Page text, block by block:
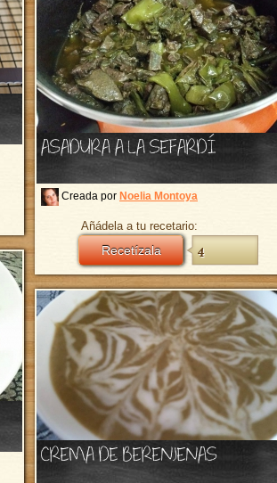
ASADURA A LA SEFARDÍ
Creada por Noelia Montoya
Añádela a tu recetario:
Recetízala 4
CREMA DE BERENJENAS